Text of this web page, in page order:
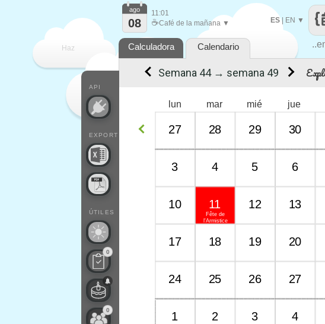
Haz
ES| EN ▼
API
EXPORT
ÚTILES
0
0
ago
08
11:01
☕Café de la mañana ▼
Calculadora Calendario
lun mar mié jue
27 28 29 30
3 4 5 6
10
Fête de
l'Armistice
11 12 13
17 18 19 20
24 25 26 27
1 2 3 4
Semana 44 → semana 49